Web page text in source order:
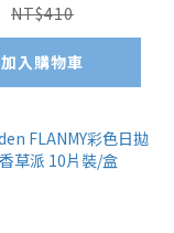
NT$410
加入購物車